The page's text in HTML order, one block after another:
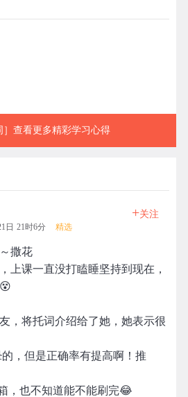
］查看更多精彩学习心得
日 21时6分 精选
+关注
撒花
上课一直没打瞌睡坚持到现在，
，将托词介绍给了她，她表示很
，但是正确率有提高啊！推
，也不知道能不能刷完😂